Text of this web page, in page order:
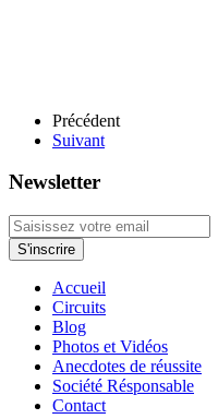
Précédent
Suivant
Newsletter
Accueil
Circuits
Blog
Photos et Vidéos
Anecdotes de réussite
Société Résponsable
Contact